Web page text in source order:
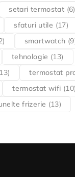
setari termostat (6)
sfaturi utile (17)
smartwatch
tehnologie (13)
termostat
termostat wifi (10)
frizerie (13)